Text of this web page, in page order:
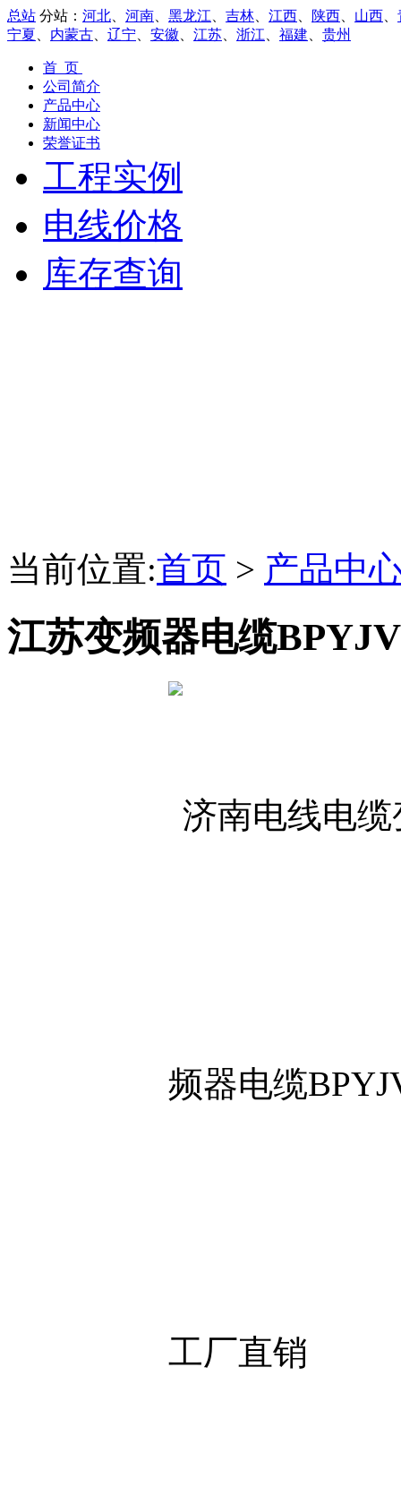
总站 分站： 河北 河南 黑龙江 吉林 江西 陕西 山西
宁夏
内蒙古 辽宁 安徽 江苏 浙江 福建 贵州
首 页
公司简介
产品中心
新闻中心
荣誉证书
工程实例
电线价格
库存查询
当前位置:首页 > 产品中
江苏变频器电缆